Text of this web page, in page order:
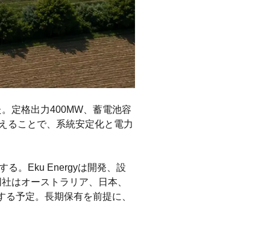
定格出力400MW、蓄電池容
ることで、系統安定化と電力
る。Eku Energyは開発、設
はオーストラリア、日本、
予定。長期保有を前提に、